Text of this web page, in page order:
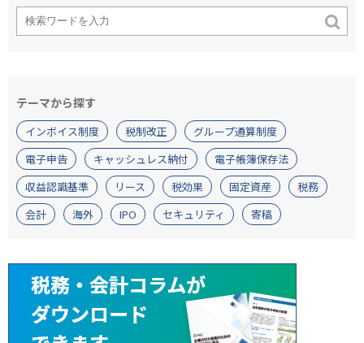
テーマから探す
インボイス制度 税制改正
グループ通算制度
電子申告
キャッシュレス納付
電子帳簿保存法
収益認識基準
リース 税効果 固定資産
税務
会計
海外 IPO セキュリティ 寄稿